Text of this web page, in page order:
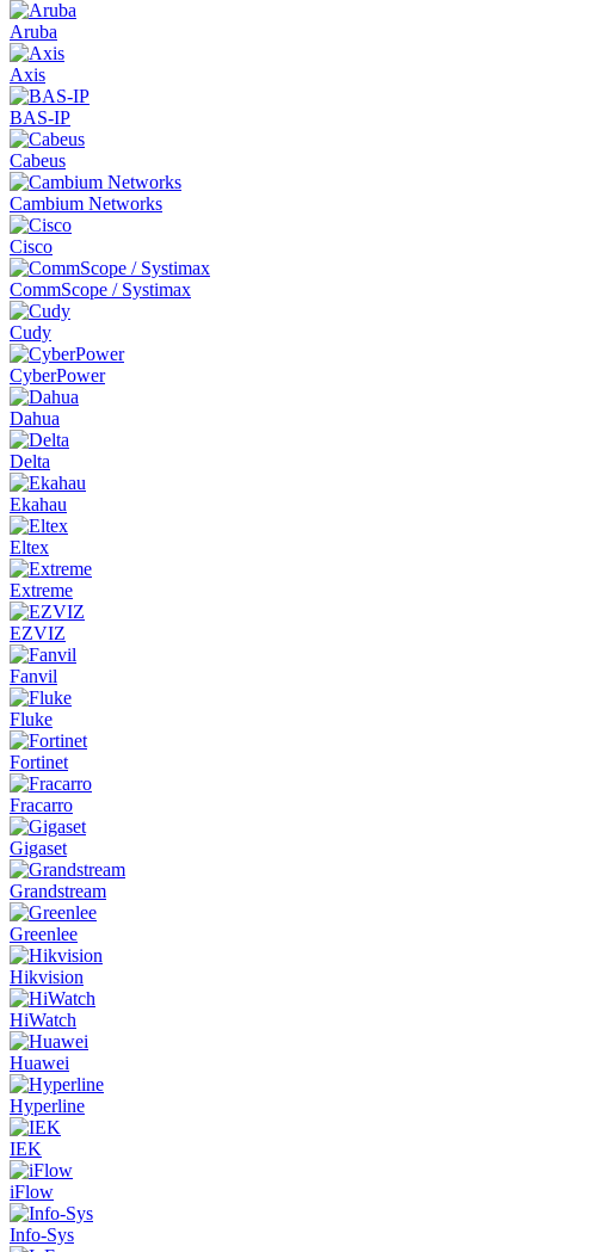
Aruba
Axis
BAS-IP
Cabeus
Cambium Networks
Cisco
CommScope / Systimax
Cudy
CyberPower
Dahua
Delta
Ekahau
Eltex
Extreme
EZVIZ
Fanvil
Fluke
Fortinet
Fracarro
Gigaset
Grandstream
Greenlee
Hikvision
HiWatch
Huawei
Hyperline
IEK
iFlow
Info-Sys